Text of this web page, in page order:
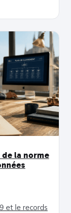
la norme
et le records